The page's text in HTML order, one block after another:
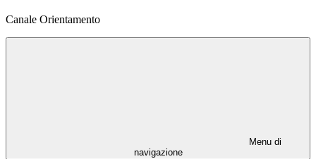
Canale Orientamento
Menu di
navigazione